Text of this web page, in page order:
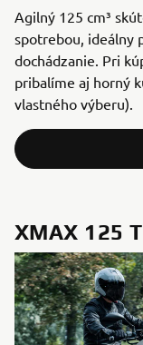
Agilný 125 cm³
spotrebou, ideálny
dochádzanie. Pri
pribalíme aj horný
vlastného výberu).
XMAX 125